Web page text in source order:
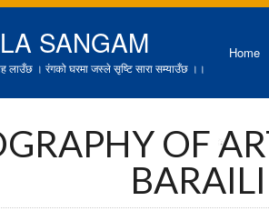
SANGAM
लाउँछ । रंगको घरमा जस्ले सृष्टि सारा सम्याउँछ ।।
Home
OF
BARAILI